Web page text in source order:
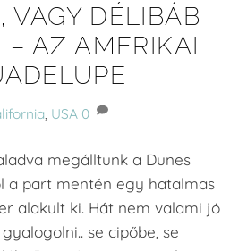
VAGY DÉLIBÁB
– AZ AMERIKAI
USA 0
megálltunk a Dunes
a part mentén egy hatalmas
alakult ki. Hát nem valami jó
se cipőbe, se